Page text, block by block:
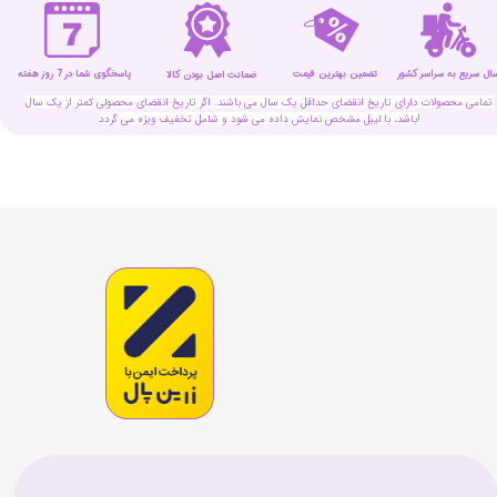
تمامی محصولات دارای تاریخ انقضای حداقل یک سال می باشند. اگر تاریخ انقضای محصولی کمتر از یک سال
باشد، با لیبل مشخص نمایش داده می شود و شامل تخفیف ویژه می گردد!
ضمانت اصل بودن کالا تضمین بهترین قیمت پاسخگوی شما در 7 روز هفته سریع به سراسر کشور